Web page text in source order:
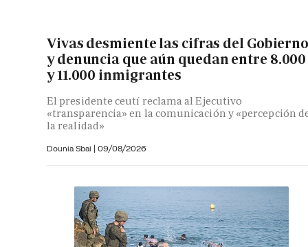
Vivas desmiente las cifras del
y denuncia que aún quedan entre 8.000
y 11.000 inmigrantes
El presidente ceutí reclama al Ejecutivo
«transparencia» en la comunicación y «percepción
la realidad»
Dounia Sbai | 09/08/2026